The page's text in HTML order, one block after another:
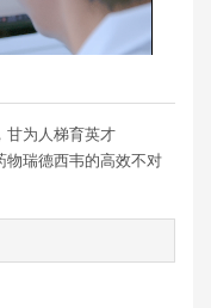
为人梯育英才
瑞德西韦的高效不对